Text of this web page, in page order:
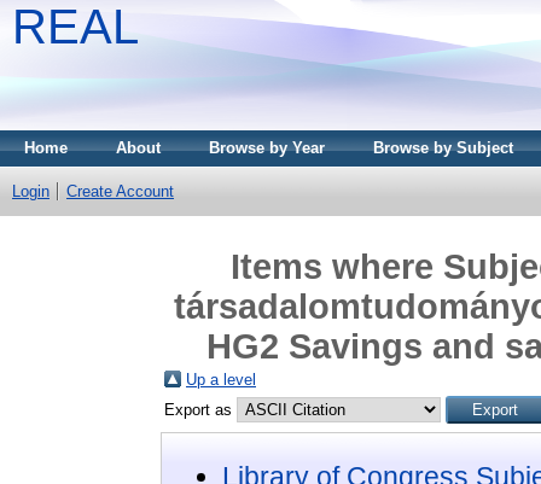
REAL
Home About Browse by Year Browse by Subject
Login Create Account
Items where
HG2 Savings and
Up a level
Export as
Library of Congress